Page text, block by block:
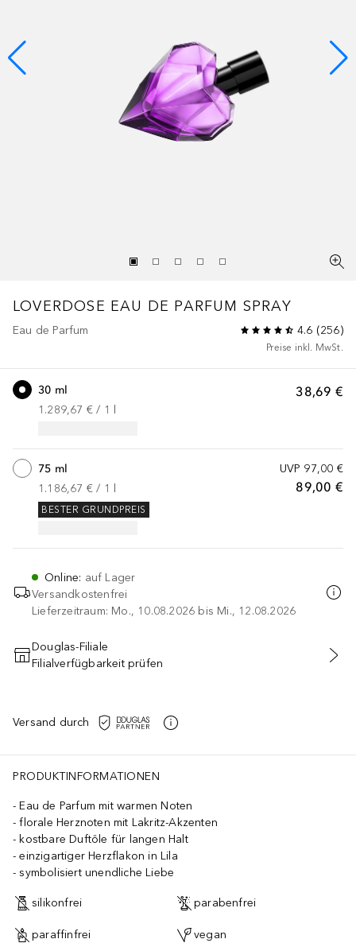
LOVERDOSE EAU DE PARFUM SPRAY
Eau de Parfum 4.6 (256)
Preise inkl. MwSt.
38,69 €
30 ml
1.289,67 € / 1
UVP 97,00 €
89,00 €
75 ml
1.186,67 € / 1
BESTER GRUNDPREIS
Online: auf Lager
Versandkostenfrei
Lieferzeitraum: Mo., 10.08.2026 bis Mi., 12.08.2026
IN DEN WARENKORB
Douglas-Filiale
Filialverfügbarkeit prüfen
Versand durch
PRODUKTINFORMATIONEN
Eau de Parfum mit warmen Noten
florale Herznoten mit Lakritz-Akzenten
kostbare Duftöle für langen Halt
einzigartiger Herzflakon in Lila
symbolisiert unendliche Liebe
silikonfrei parabenfrei
paraffinfrei vegan